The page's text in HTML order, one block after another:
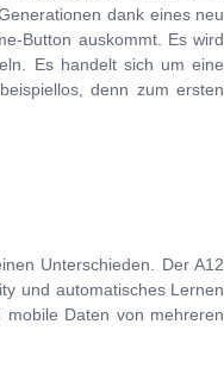
dank eines neu
Button auskommt. Es wird
Es handelt sich um eine
denn zum ersten
Unterschieden. Der A12
und automatisches Lernen
Daten von mehreren